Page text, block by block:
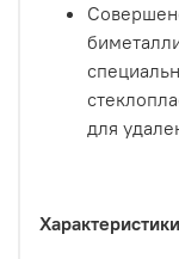
для
Характеристики